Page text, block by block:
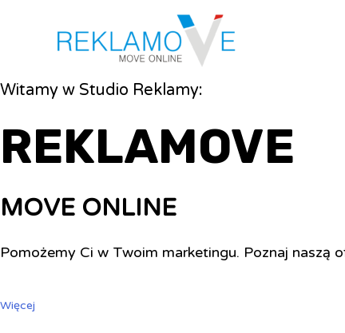
Witamy w Studio Reklamy:
REKLAMOVE
MOVE ONLINE
Pomożemy Ci w Twoim marketingu. Poznaj naszą
Więcej